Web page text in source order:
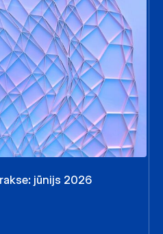
jūnijs 2026